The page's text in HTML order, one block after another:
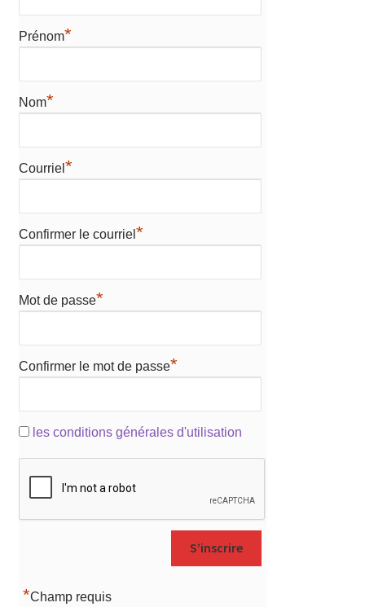
Prénom*
Nom*
Courriel *
Confirmer le courriel *
Mot de passe*
Confirmer le mot de passe*
les conditions générales d'utilisation
*Champ requis